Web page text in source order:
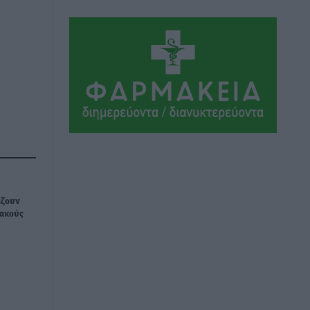
Ακαθάριστα οικόπεδα: Τι γίνεται όταν
ο ιδιοκτήτης δεν τα καθαρίσει – Πώς
κινούνται δήμοι και ΠΣ, ποιος
πληρώνει τον λογαριασμό
Τοπικές Ειδήσεις πριν 5 ώρες